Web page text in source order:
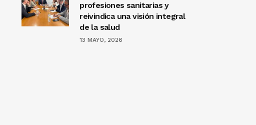
profesiones sanitarias y
reivindica una visión integral
de la salud
13 MAYO, 2026